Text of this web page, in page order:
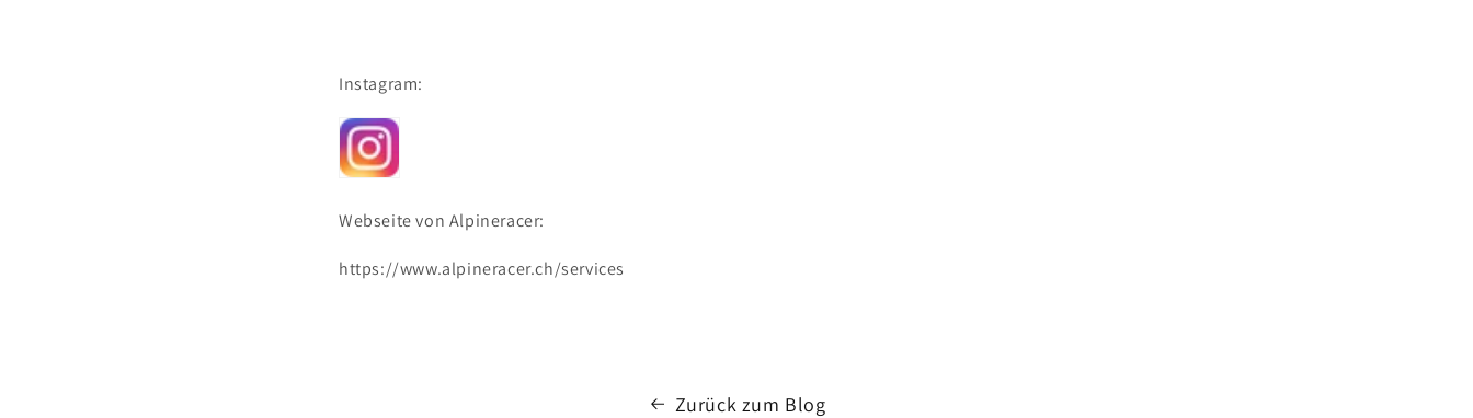
Instagram:
Webseite von Alpineracer:
https://www.alpineracer.ch/services
Zurück zum Blog